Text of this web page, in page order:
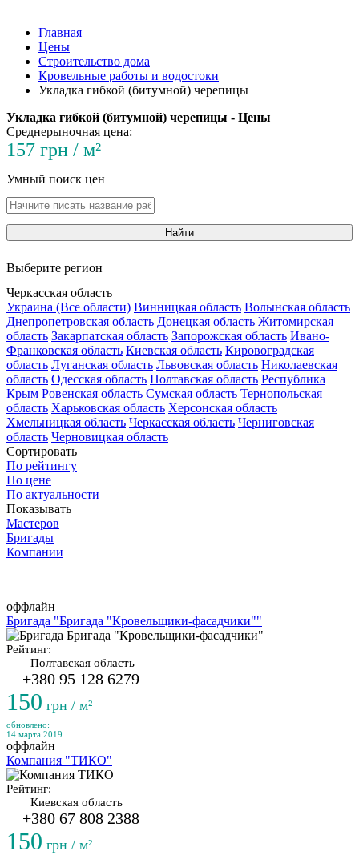
Главная
Цены
Строительство дома
Кровельные работы и водостоки
Укладка гибкой (битумной) черепицы
Укладка гибкой (битумной) черепицы - Цены
Среднерыночная цена:
157 грн / м²
Умный поиск цен
Найти
Выберите регион
Черкасская область
Украина (Все области) Винницкая область Волынская область
Днепропетровская область Донецкая область Житомирская
область Закарпатская область Запорожская область Ивано-
Франковская область Киевская область Кировоградская
область Луганская область Львовская область Николаевская
область Одесская область Полтавская область Республика
Крым Ровенская область Сумская область Тернопольская
область Харьковская область Херсонская область
Хмельницкая область Черкасская область Черниговская
область Черновицкая область
Сортировать
По рейтингу
По цене
По актуальности
Показывать
Мастеров
Бригады
Компании
оффлайн
Бригада "Бригада "Кровельщики-фасадчики""
Рейтинг:
Полтавская область
+380 95 128 6279
150 грн / м²
обновлено:
14 марта 2019
оффлайн
Компания "ТИКО"
Рейтинг:
Киевская область
+380 67 808 2388
150 грн / м²